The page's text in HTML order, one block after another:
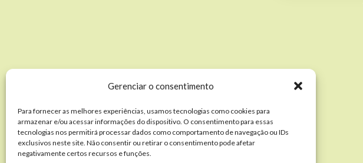
Gerenciar o consentimento
Para fornecer as melhores experiências, usamos tecnologias como cookies para
armazenar e/ou acessar informações do dispositivo. O consentimento para essas
tecnologias nos permitirá processar dados como comportamento de navegação ou IDs
exclusivos neste site. Não consentir ou retirar o consentimento pode afetar
negativamente certos recursos e funções.